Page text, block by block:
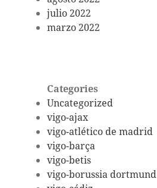
julio 2022
marzo 2022
Categories
Uncategorized
vigo-ajax
vigo-atlético de madrid
vigo-barça
vigo-betis
vigo-borussia dortmund